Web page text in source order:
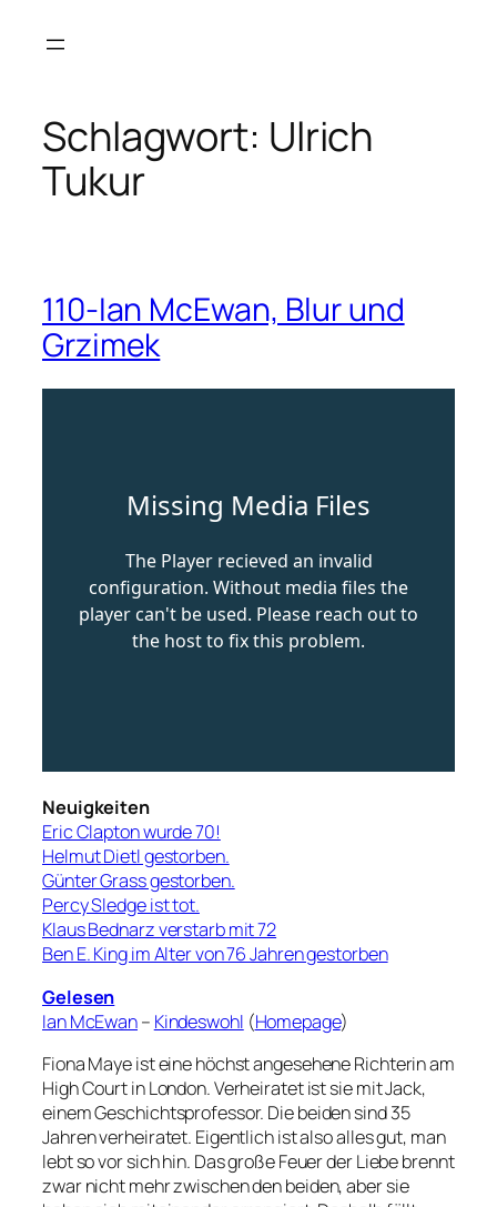
Inhalt
Schlagwort: Ulrich
Tukur
110-Ian McEwan, Blur und
Grzimek
Neuigkeiten
Eric Clapton wurde 70!
Helmut Dietl gestorben.
Günter Grass gestorben.
Percy Sledge ist tot.
Klaus Bednarz verstarb mit 72
Ben E. King im Alter von 76 Jahren gestorben
Gelesen
Ian McEwan– Kindeswohl (Homepage)
Fiona Maye ist eine höchst angesehene Richterin am
High Court in London. Verheiratet ist sie mit Jack,
einem Geschichtsprofessor. Die beiden sind 35
Jahren verheiratet. Eigentlich ist also alles gut, man
lebt so vor sich hin. Das große Feuer der Liebe brennt
zwar nicht mehr zwischen den beiden, aber sie